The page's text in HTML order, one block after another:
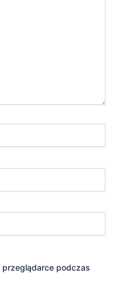
przeglądarce podczas